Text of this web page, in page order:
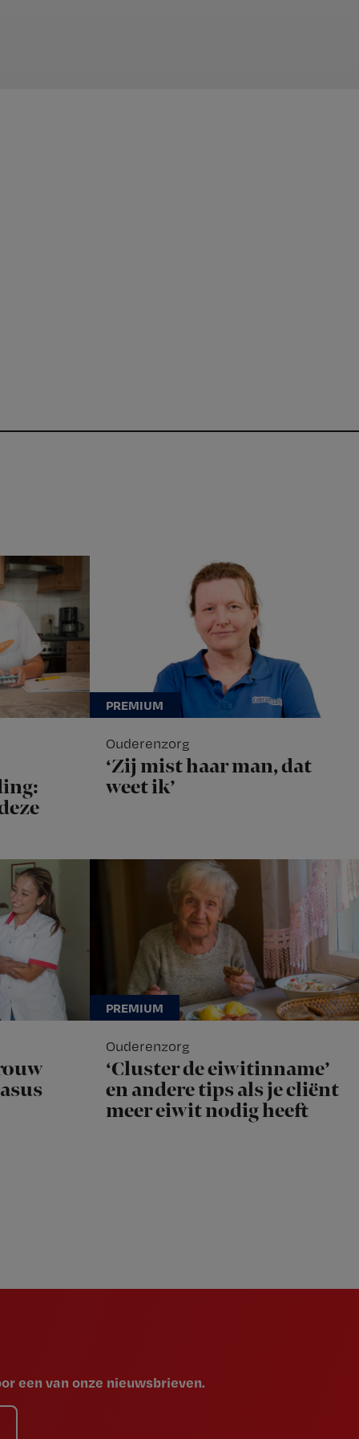
Ouderenzorg
‘Zij mist haar man, dat
weet ik’
Ouderenzorg
‘Cluster de eiwitinname’
en andere tips als je cliënt
meer eiwit nodig heeft
een van onze nieuwsbrieven.